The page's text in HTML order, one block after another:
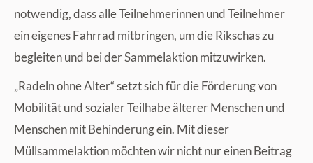
notwendig, dass alle Teilnehmerinnen und Teilnehmer
ein eigenes Fahrrad mitbringen, um die Rikschas zu
begleiten und bei der Sammelaktion mitzuwirken.
„Radeln ohne Alter“ setzt sich für die Förderung von
Mobilität und sozialer Teilhabe älterer Menschen und
Menschen mit Behinderung ein. Mit dieser
Müllsammelaktion möchten wir nicht nur einen Beitrag